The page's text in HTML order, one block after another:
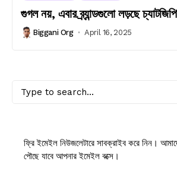
গুগল নয়, এবার ব্র্যান্ডগুলো লড়ছে
Biggani Org April 16, 2025
ফ্রি ইমেইল নিউজলেটারে সাবক্রাইব করে নিন।
পৌছে যাবে আপনার ইমেইল বক্সে।